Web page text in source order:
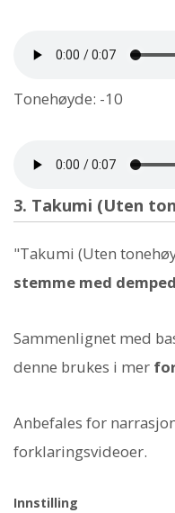
Tonehøyde: -10
3. Takumi (Uten
"Takumi (Uten
stemme med
Sammenlignet med
denne brukes i mer
Anbefales for
forklaringsvideoer.
Innstilling